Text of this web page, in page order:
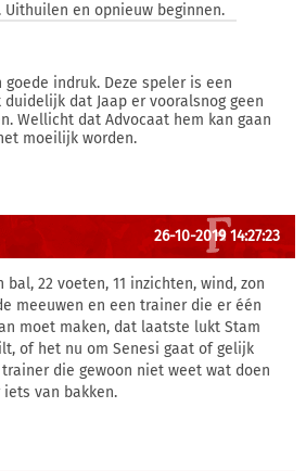
Uithuilen en opnieuw beginnen.
indruk. Deze speler is een
dat Jaap er vooralsnog geen
Wellicht dat Advocaat hem kan gaan
moeilijk worden.
26-10-2019 14:27:23
22 voeten, 11 inzichten, wind, zon
meeuwen en een trainer die er één
moet maken, dat laatste lukt Stam
of het nu om Senesi gaat of gelijk
die gewoon niet weet wat doen
van bakken.